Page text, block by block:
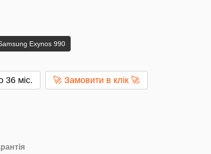
Exynos 990
36 міс. 🚀 Замовити в клік 🚀